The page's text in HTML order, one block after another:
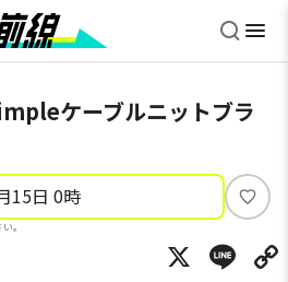
ケーブルニットブラ
15日 0時
。
い
ね
X